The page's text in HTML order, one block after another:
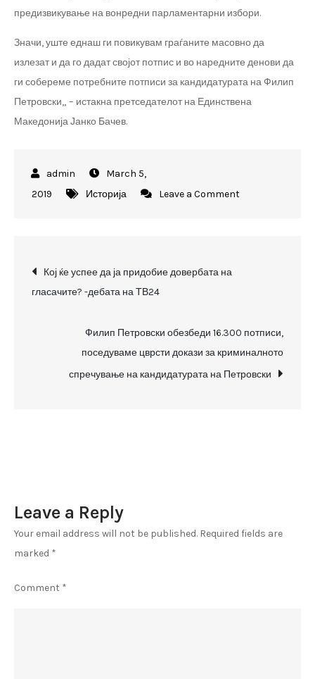
предизвикување на вонредни парламентарни избори.
Значи, уште еднаш ги повикувам граѓаните масовно да
излезат и да го дадат својот потпис и во наредните денови да
ги собереме потребните потписи за кандидатурата на Филип
Петровски„ – истакна претседателот на Единствена
Македонија Јанко Бачев.
March 5,
2019
Историја Leave a Comment
против
марионетите
на
Post
navigation
Кој ќе успее да ја придобие довербата на
гласачите? -дебата на ТВ24
Филип Петровски обезбеди 16.300 потписи,
поседуваме цврсти докази за криминалното
спречување на кандидатурата на Петровски
Leave a Reply
Your email address will not be published. Required fields are
marked *
Comment *